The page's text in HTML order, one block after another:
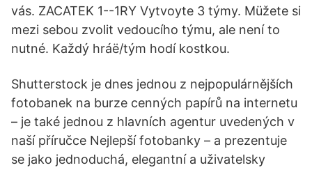
vás. ZACATEK 1--1RY Vytvoyte 3 týmy. Müžete si
mezi sebou zvolit vedoucího týmu, ale není to
nutné. Každý hráë/tým hodí kostkou.
Shutterstock je dnes jednou z nejpopulárnějších
fotobanek na burze cenných papírů na internetu
– je také jednou z hlavních agentur uvedených v
naší příručce Nejlepší fotobanky – a prezentuje
se jako jednoduchá, elegantní a uživatelsky